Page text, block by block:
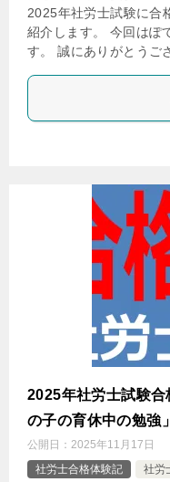
2025年社労士試験に合
紹介します。 今回はぽ
す。 誠にありがとう
2025年社労士試験
の子の育休中の勉強」
公開日： 2025年11月17日
社労士合格体験記
社労